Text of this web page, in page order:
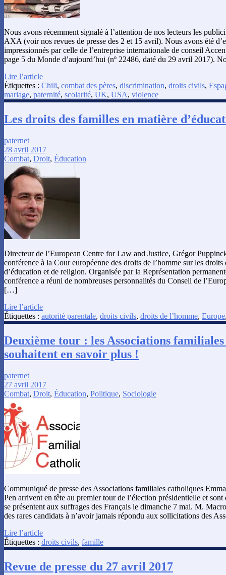
Nous avons récemment signalé à l’attention de nos lecteurs les
AXA (voir nos revues de presse des 2 et 15 avril). Nous avons été
impressionnés par celle de l’entreprise internationale de conseil
page 5 du Monde d’aujourd’hui (nº 22486, daté du 29 avril 2017).
Lire l’article
Étiquettes : Chili, combat des pères, discrimination, droits civils,
mariage, paternité, scolarité, UK, USA, violence
Les droits des familles en matière
paternet
28 avril 2017
Combat, Droit, Éducation
Directeur de l’European Centre for Law and Justice, Grégor
conférence à la Cour européenne des droits de l’homme sur les
d’éducation et de religion. Organisée par la Représentation
conférence a réuni de nombreuses personnalités du Conseil de
[…]
Lire l’article
Étiquettes : autorité parentale, droits civils, droits de l’homme, Europe
Deuxième tour : les Associations
souhaitent en savoir plus !
paternet
27 avril 2017
Combat, Droit, Éducation, Politique, Sociologie
Communiqué de presse des Associations familiales catholiques
Pen arrivent en tête au premier tour de l’élection présidentielle et
se présentent aux suffrages des Français le dimanche 7 mai. M.
des rares candidats à n’avoir jamais répondu aux sollicitations des
Lire l’article
Étiquettes : droits civils, famille
Revue de presse du 27 avril 2017